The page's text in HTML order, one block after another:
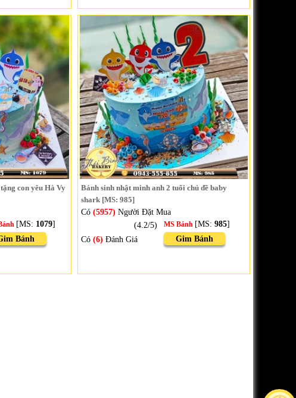
con yêu Hà Vy
[MS: 1079]
Bánh
Bánh sinh nhật minh anh 2 tuổi chủ đề baby
shark [MS: 985]
Có (5957) Người Đặt Mua
(4.2/5)
Có (6) Đánh Giá
MS Bánh [MS: 985]
Gim Bánh